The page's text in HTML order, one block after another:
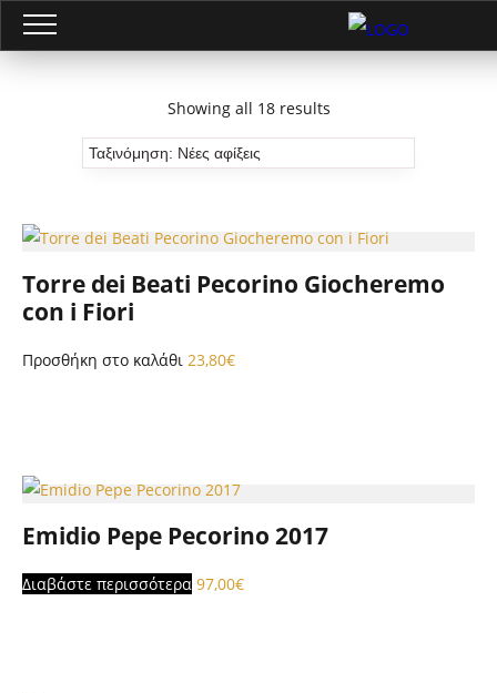
Showing all 18 results
Torre dei Beati Pecorino Giocheremo
con i Fiori
Προσθήκη στο καλάθι 23,80€
Emidio Pepe Pecorino 2017
Διαβάστε περισσότερα 97,00€